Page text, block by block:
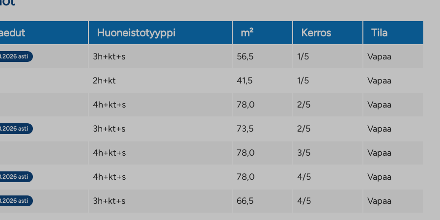
Linkki
Huoneistotyyppi m² Kerros Tila
asti 3h+kt+s 56,5 1/5 Vapaa
2h+kt 41,5 1/5 Vapaa
4h+kt+s 78,0 2/5 Vapaa
asti 3h+kt+s 73,5 2/5 Vapaa
4h+kt+s 78,0 3/5 Vapaa
asti 4h+kt+s 78,0 4/5 Vapaa
asti 3h+kt+s 66,5 4/5 Vapaa